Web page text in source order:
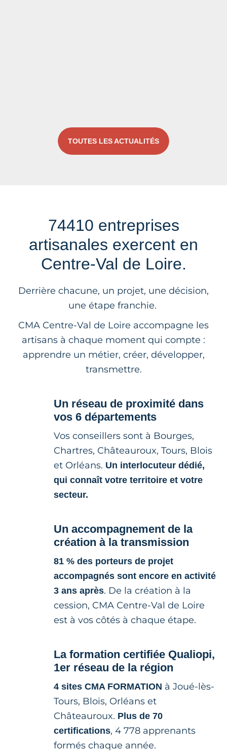
TOUTES LES ACTUALITÉS
74410 entreprises
artisanales exercent en
Centre-Val de Loire.
Derrière chacune, un projet, une décision,
une étape franchie.
CMA Centre-Val de Loire accompagne les
artisans à chaque moment qui compte :
apprendre un métier, créer, développer,
transmettre.
Un réseau de proximité dans
vos 6 départements
Vos conseillers sont à Bourges,
Chartres, Châteauroux, Tours, Blois
et Orléans. Un interlocuteur dédié,
qui connaît votre territoire et votre
secteur.
Un accompagnement de la
création à la transmission
81 % des porteurs de projet
accompagnés sont encore en activité
3 ans après. De la création à la
cession, CMA Centre-Val de Loire
est à vos côtés à chaque étape.
La formation certifiée Qualiopi,
1er réseau de la région
4 sites CMA FORMATION à Joué-lès-
Tours, Blois, Orléans et
Châteauroux. Plus de 70
certifications, 4 778 apprenants
formés chaque année.